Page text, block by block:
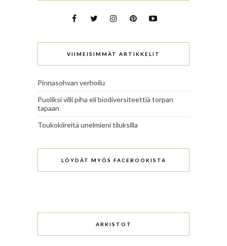
VIIMEISIMMÄT ARTIKKELIT
Pinnasohvan verhoilu
Puoliksi villi piha eli biodiversiteettiä torpan
tapaan
Toukokiireitä unelmieni tiluksilla
LÖYDÄT MYÖS FACEBOOKISTA
ARKISTOT